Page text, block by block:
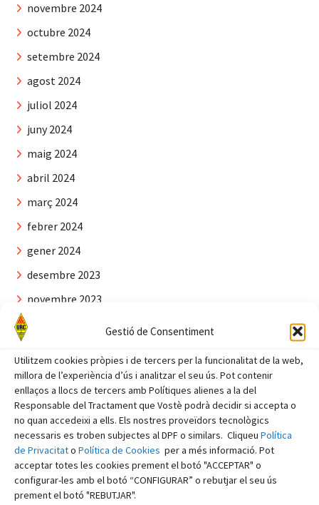
Gestió de Consentiment
Utilitzem cookies pròpies i de tercers per la funcionalitat de la web,
millora de l’experiència d’ús i analitzar el seu ús. Pot contenir
enllaços a llocs de tercers amb Polítiques alienes a la del
Responsable del Tractament que Vostè podrà decidir si accepta o
no quan accedeixi a ells. Els nostres proveïdors tecnològics
necessaris es troben subjectes al DPF o similars. Cliqueu Política
de Privacitato Política de Cookies per a més informació. Pot
acceptar totes les cookies prement el botó "ACCEPTAR" o
configurar-les amb el botó “CONFIGURAR” o rebutjar el seu ús
prement el botó "REBUTJAR".
novembre 2024
octubre 2024
setembre 2024
agost 2024
juliol 2024
juny 2024
maig 2024
abril 2024
març 2024
febrer 2024
gener 2024
desembre 2023
novembre 2023
octubre 2023
agost 2023
juliol 2023
juny 2023
maig 2023
abril 2023
març 2023